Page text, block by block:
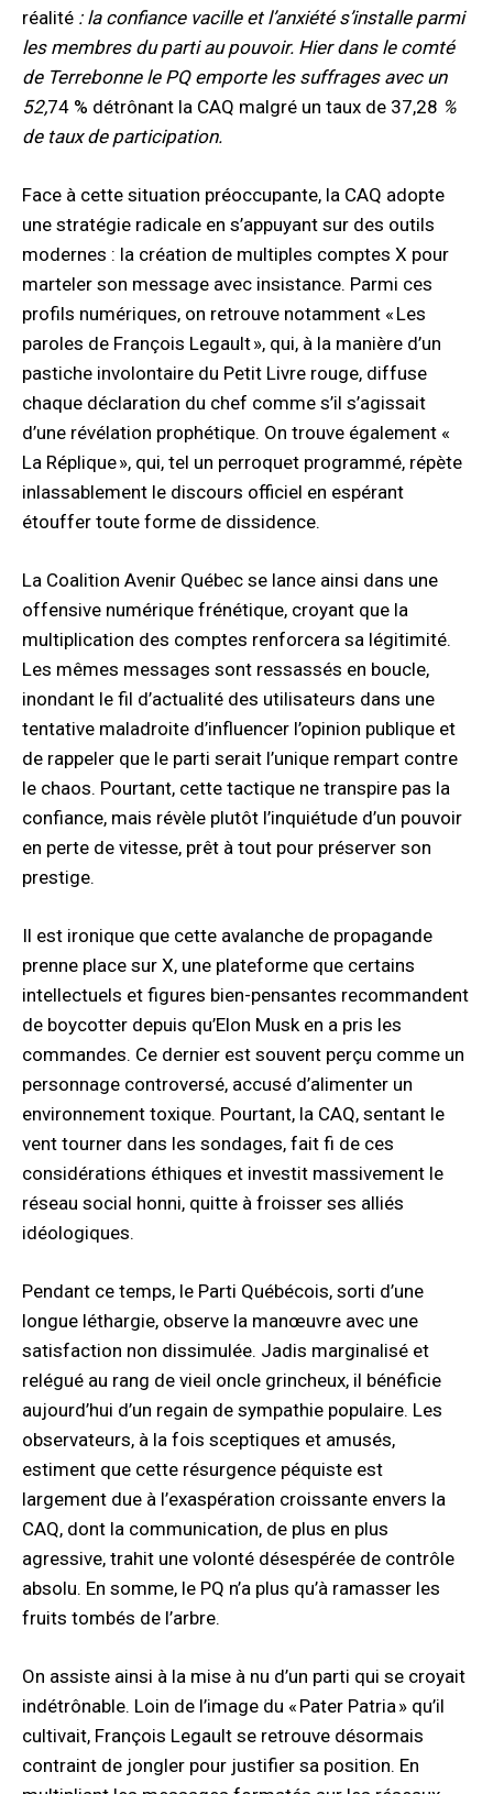
réalité : la confiance vacille et l’anxiété s’installe parmi
les membres du parti au pouvoir. Hier dans le comté
de Terrebonne le PQ emporte les suffrages avec un
52,74 % détrônant la CAQ malgré un taux de 37,28 %
de taux de participation.
Face à cette situation préoccupante, la CAQ adopte
une stratégie radicale en s’appuyant sur des outils
modernes : la création de multiples comptes X pour
marteler son message avec insistance. Parmi ces
profils numériques, on retrouve notamment « Les
paroles de François Legault », qui, à la manière d’un
pastiche involontaire du Petit Livre rouge, diffuse
chaque déclaration du chef comme s’il s’agissait
d’une révélation prophétique. On trouve également «
La Réplique », qui, tel un perroquet programmé, répète
inlassablement le discours officiel en espérant
étouffer toute forme de dissidence.
La Coalition Avenir Québec se lance ainsi dans une
offensive numérique frénétique, croyant que la
multiplication des comptes renforcera sa légitimité.
Les mêmes messages sont ressassés en boucle,
inondant le fil d’actualité des utilisateurs dans une
tentative maladroite d’influencer l’opinion publique et
de rappeler que le parti serait l’unique rempart contre
le chaos. Pourtant, cette tactique ne transpire pas la
confiance, mais révèle plutôt l’inquiétude d’un pouvoir
en perte de vitesse, prêt à tout pour préserver son
prestige.
Il est ironique que cette avalanche de propagande
prenne place sur X, une plateforme que certains
intellectuels et figures bien-pensantes recommandent
de boycotter depuis qu’Elon Musk en a pris les
commandes. Ce dernier est souvent perçu comme un
personnage controversé, accusé d’alimenter un
environnement toxique. Pourtant, la CAQ, sentant le
vent tourner dans les sondages, fait fi de ces
considérations éthiques et investit massivement le
réseau social honni, quitte à froisser ses alliés
idéologiques.
Pendant ce temps, le Parti Québécois, sorti d’une
longue léthargie, observe la manœuvre avec une
satisfaction non dissimulée. Jadis marginalisé et
relégué au rang de vieil oncle grincheux, il bénéficie
aujourd’hui d’un regain de sympathie populaire. Les
observateurs, à la fois sceptiques et amusés,
estiment que cette résurgence péquiste est
largement due à l’exaspération croissante envers la
CAQ, dont la communication, de plus en plus
agressive, trahit une volonté désespérée de contrôle
absolu. En somme, le PQ n’a plus qu’à ramasser les
fruits tombés de l’arbre.
On assiste ainsi à la mise à nu d’un parti qui se croyait
indétrônable. Loin de l’image du « Pater Patria » qu’il
cultivait, François Legault se retrouve désormais
contraint de jongler pour justifier sa position. En